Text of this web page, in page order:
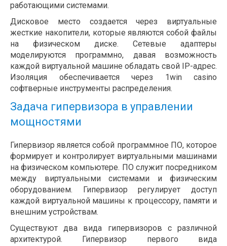
работающими системами.
Дисковое место создается через виртуальные
жесткие накопители, которые являются собой файлы
на физическом диске. Сетевые адаптеры
моделируются программно, давая возможность
каждой виртуальной машине обладать свой IP-адрес.
Изоляция обеспечивается через 1win casino
софтверные инструменты распределения.
Задача гипервизора в управлении
мощностями
Гипервизор является собой программное ПО, которое
формирует и контролирует виртуальными машинами
на физическом компьютере. ПО служит посредником
между виртуальными системами и физическим
оборудованием. Гипервизор регулирует доступ
каждой виртуальной машины к процессору, памяти и
внешним устройствам.
Существуют два вида гипервизоров с различной
архитектурой. Гипервизор первого вида